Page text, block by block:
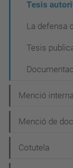
Tesis
La defensa
Tesis
Menció
Menció de
Cotutela